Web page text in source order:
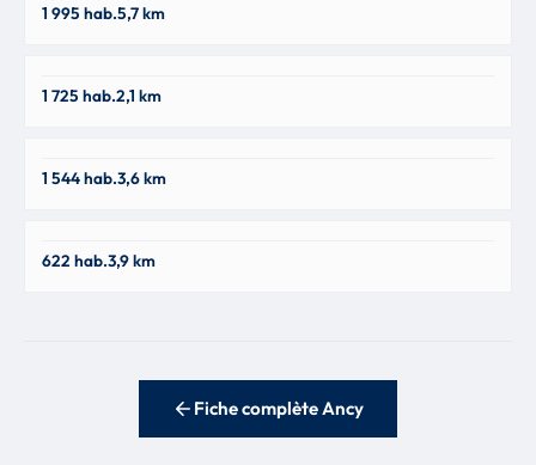
69210
1 995 hab.5,7 km
69490
1 725 hab.2,1 km
69490
1 544 hab.3,6 km
69690
622 hab.3,9 km
Fiche complète Ancy